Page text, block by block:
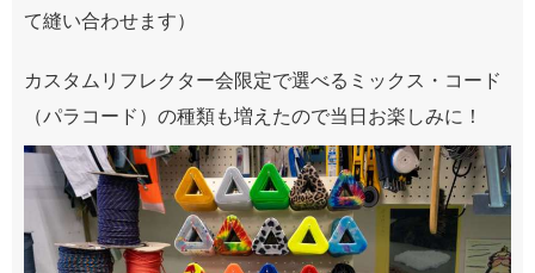
て縫い合わせます）
カスタムリフレクター会限定で選べるミックス・コード
（パラコード）の種類も増えたので当日お楽しみに！